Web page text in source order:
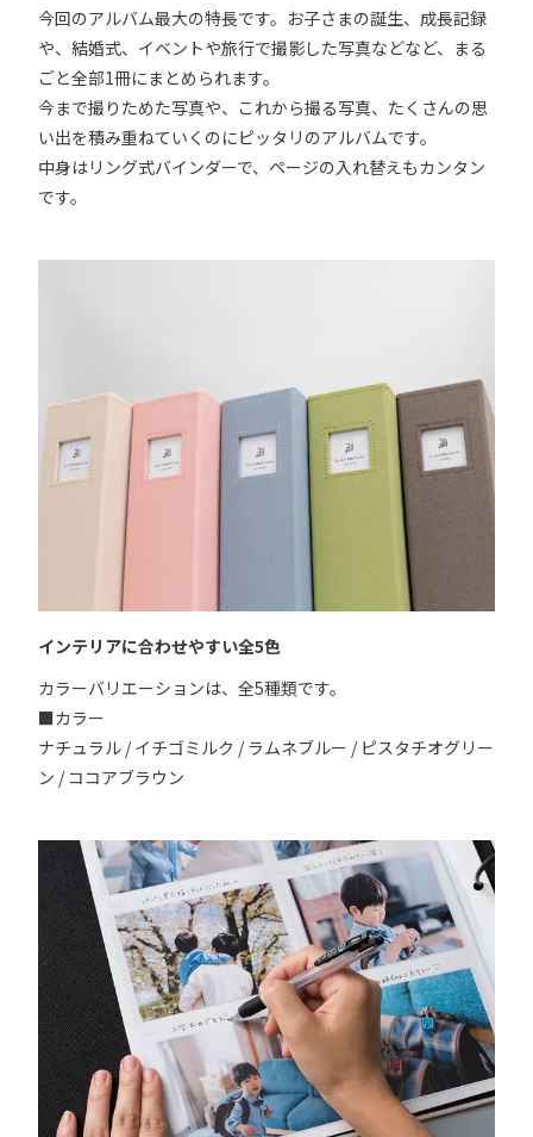
・商品は予告なく、仕様・デザイン・価格等の変更及び
生産中止する場合がありますのでご了承ください。
今回のアルバム最大の特長です。お子さまの誕生、成長記録
や、結婚式、イベントや旅行で撮影した写真などなど、まる
ごと全部1冊にまとめられます。
今まで撮りためた写真や、これから撮る写真、たくさんの思
い出を積み重ねていくのにピッタリのアルバムです。
中身はリング式バインダーで、ページの入れ替えもカンタン
です。
インテリアに合わせやすい全5色
カラーバリエーションは、全5種類です。
■カラー
ナチュラル / イチゴミルク / ラムネブルー / ピスタチオグリー
ン / ココアブラウン